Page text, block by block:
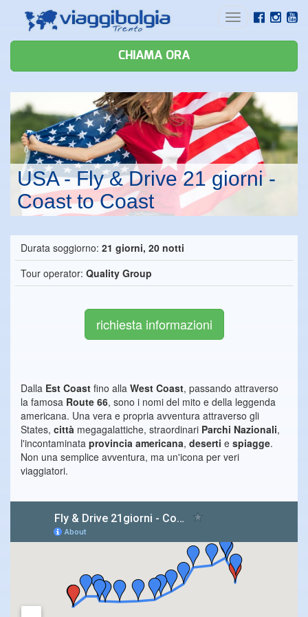
Toggle
CHIAMA ORA
USA - Fly & Drive 21 giorni -
Coast to Coast
Durata soggiorno: 21 giorni, 20 notti
Tour operator: Quality Group
richiesta informazioni
Dalla Est Coast fino alla West Coast, passando attraverso
la famosa Route 66, sono i nomi del mito e della leggenda
americana. Una vera e propria avventura attraverso gli
States, città megagalattiche, straordinari Parchi Nazionali,
l'incontaminata provincia americana, deserti e spiagge.
Non una semplice avventura, ma un'icona per veri
viaggiatori.